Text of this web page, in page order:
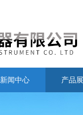
新闻中心 产品